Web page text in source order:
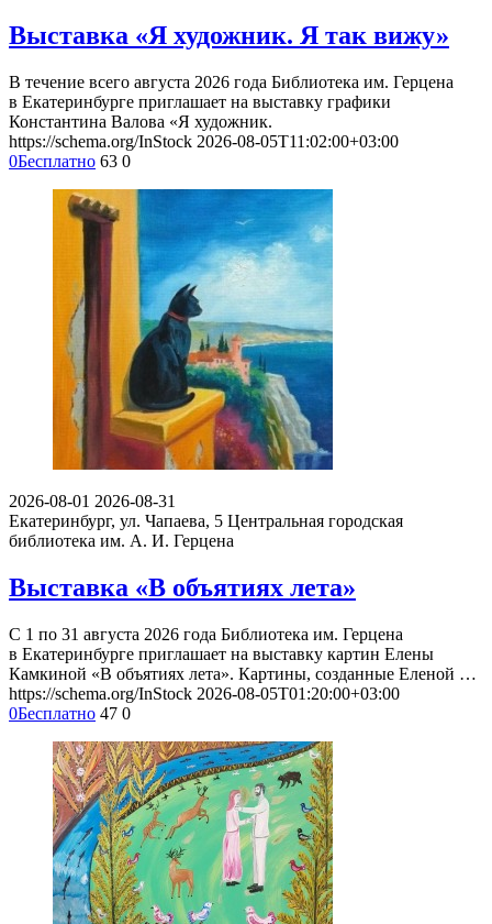
Выставка «Я художник. Я так вижу»
В течение всего августа 2026 года Библиотека им. Герцена
в Екатеринбурге приглашает на выставку графики
Константина Валова «Я художник.
https://schema.org/InStock 2026-08-05T11:02:00+03:00
0Бесплатно 63 0
2026-08-01 2026-08-31
Екатеринбург, ул. Чапаева, 5 Центральная городская
библиотека им. А. И. Герцена
Выставка «В объятиях лета»
С 1 по 31 августа 2026 года Библиотека им. Герцена
в Екатеринбурге приглашает на выставку картин Елены
Камкиной «В объятиях лета». Картины, созданные Еленой …
https://schema.org/InStock 2026-08-05T01:20:00+03:00
0Бесплатно 47 0